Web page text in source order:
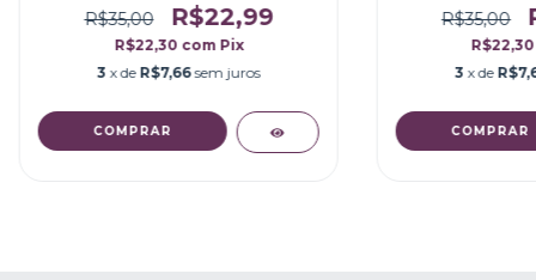
R$35,00
R$22,99
R$22,30 com Pix
3 x de R$7,66 sem juros
R$35,00
3 x de